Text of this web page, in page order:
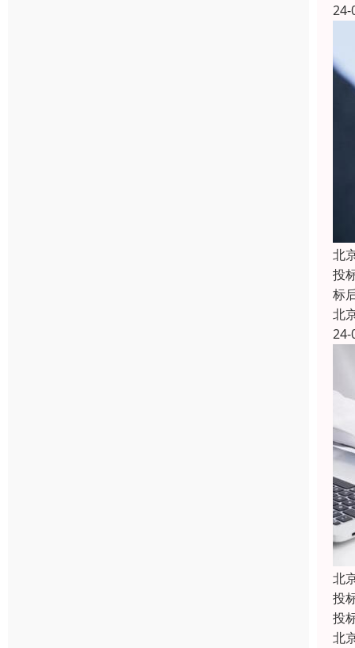
24-
北
投
标
北
24-
北
投
投
北